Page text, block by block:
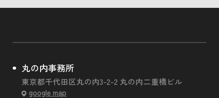
丸の内事務所
東京都千代田区丸の内3-2-2 丸の内二重橋ビル
google map